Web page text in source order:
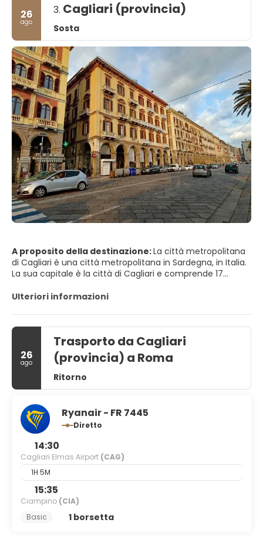
26
ago
3. Cagliari (provincia)
Sosta
A proposito della destinazione:La città metropolitana
di Cagliari è una città metropolitana in Sardegna, in Italia.
La sua capitale è la città di Cagliari e comprende 17
la Provincia di Cagliari. L'attuale presidente è il sindaco di
432.000. Questa cifra può aumentare a causa del
pendolarismo nell'area urbana funzionale a circa 477.000
Ulteriori informazioni
26
ago
Trasporto da Cagliari
(provincia) a Roma
Ritorno
Ryanair - FR 7445
Diretto
14:30
Cagliari Elmas Airport (CAG)
1H 5M
15:35
Ciampino (CIA)
Basic
1 borsetta